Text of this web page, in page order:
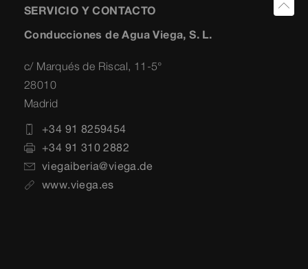
SERVICIO Y CONTACTO
Conducciones de Agua Viega, S. L.
c/ Marqués de Riscal, 11-5°
28010
Madrid
+34 91 8259454
+34 91 310 2882
viegaiberia@viega.de
www.viega.es